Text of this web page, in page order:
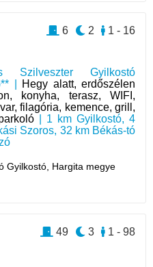
Szilveszter Gyilkostó
|
Hegy alatt, erdőszélen
konyha, terasz, WIFI,
filagória, kemence, grill,
| 1 km Gyilkostó, 4
Szoros, 32 km Békás-tó
Gyilkostó, Hargita megye
1 - 16
2
6
1 - 98
3
49